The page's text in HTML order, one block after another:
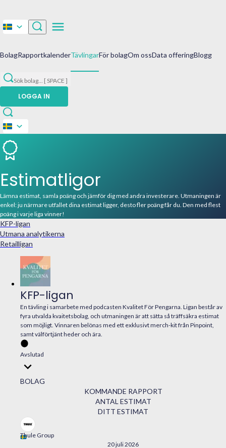
BolagRapportkalenderTävlingarFör bolagOm ossData offeringBlogg
Sök bolag... [ SPACE ]
LOGGA IN
Estimatligor
Lämna estimat, samla poäng och jämför dig med andra investerare. Utmaningen är
enkel: ju närmare utfallet dina estimat ligger, desto fler poäng får du. Den med flest
poäng i varje liga vinner!
KFP-ligan
Utmana analytikerna
Retailligan
KFP-ligan
En tävling i samarbete med podcasten Kvalitet För Pengarna. Ligan består av
fyra utvalda kvaitetsbolag, och utmaningen är att sätta så träffsäkra estimat
som möjligt. Vinnaren belönas med ett exklusivt merch-kit från Pinpoint,
samt välförtjänt heder och ära.
Avslutad
BOLAG
KOMMANDE RAPPORT
ANTAL ESTIMAT
DITT ESTIMAT
Thule Group
20 juli 2026